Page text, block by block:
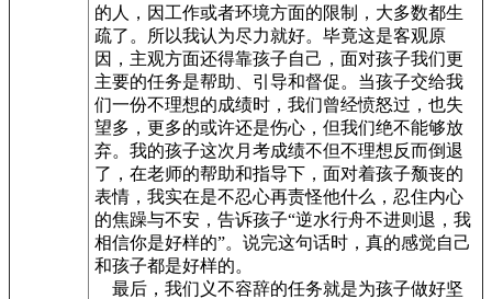
的人，因工作或者环境方面的限制，大多数都生
疏了。所以我认为尽力就好。毕竟这是客观原
因，主观方面还得靠孩子自己，面对孩子我们更
主要的任务是帮助、引导和督促。当孩子交给我
们一份不理想的成绩时，我们曾经愤怒过，也失
望多，更多的或许还是伤心，但我们绝不能够放
弃。我的孩子这次月考成绩不但不理想反而倒退
了，在老师的帮助和指导下，面对着孩子颓丧的
表情，我实在是不忍心再责怪他什么，忍住内心
的焦躁与不安，告诉孩子“逆水行舟不进则退，我
相信你是好样的”。说完这句话时，真的感觉自己
和孩子都是好样的。
最后，我们义不容辞的任务就是为孩子做好坚